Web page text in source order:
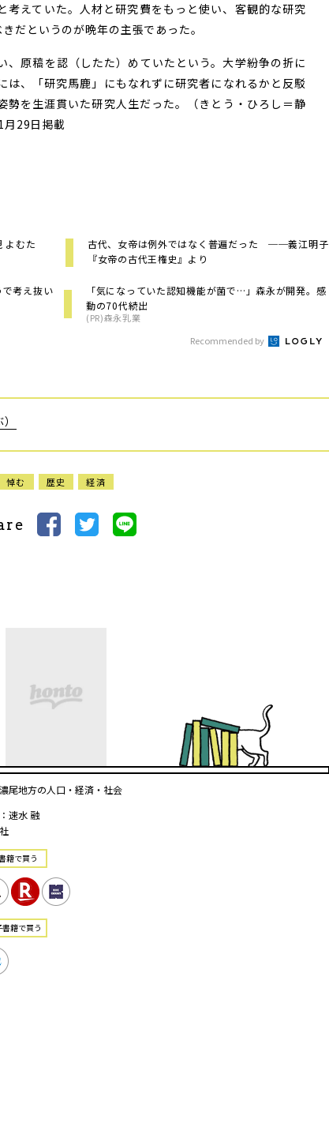
考えていた。人材と研究費をもっと使い、客観的な研究
だというのが晩年の主張であった。
原稿を認（したた）めていたという。大学紛争の折に
は、「研究馬鹿」にもなれずに研究者になれるかと反駁
勢を生涯貫いた研究人生だった。（きとう・ひろし＝静
月29日掲載
よむた
古代、女帝は例外ではなく普遍だった ──義江明子
『女帝の古代王権史』より
考え抜い
「気になっていた認知機能が菌で…」森永が開発。感
動の70代続出
(PR)森永乳業
Recommended by
悼む 歴史 経済
尾地方の人口・経済・社会
速水 融
籍で買う
書籍で買う